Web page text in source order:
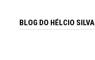
BLOG DO HÉLCIO SILVA